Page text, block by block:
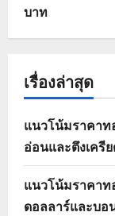
บาท
เรื่องล่าสุด
แนวโน้มราคาท
อ่อนและตึงเครี
แนวโน้มราคาท
ดอลลาร์และบอ